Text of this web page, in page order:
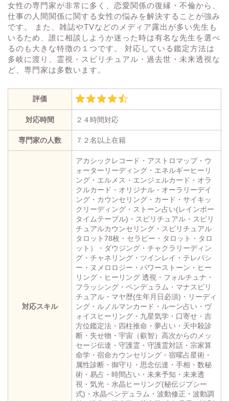
女性の専門家が非常に多く、恋愛関係の復縁・不倫から、
仕事の人間関係に関する女性の悩みを解決することが強み
です。 また、雑誌やTVなどのメディア露出が多い先生も
いるため、誰に相談しようか迷った時は有名な先生を選べ
るのも大きな特徴の１つです。 対応している鑑定方法は
多岐に渡り、霊視・スピリチュアル・過去世・未来透視な
ど、専門家は多数います。
評価
対応時間 ２４時間対応
専門家の人数 ７２名以上在籍
対応スキル
アカシックレコード・アストロマップ・ウ
ォーターリーディング・エネルギーヒーリ
ング・エルメス・エンジェルカード・オラ
クルカード・オリジナル・オーラリーデイ
ング・カウンセリング・カード・サイキッ
クリーディング・ストーン占い(レインボー
タイムテーブル)・スピリチュアル・スピリ
チュアルカウンセリング・スピリチュアル
タロット78枚・セラピー・タロット・タロ
ット）・ダウジング・チャクラリーディン
グ・チャネリング・ツインレイ・テレパシ
ー・ヌメロロジー・パワーストーン・ヒー
リング・ヒーリング 透視・フォルチュナ・
フラッシング・ペンデュラム・マナスピリ
チュアル・マヤ歴(生年月日必須)・リーディ
ング・ルノルマンカード・ルーン占い・ヴ
ォイスヒーリング・九星気学・口寄せ・吉
方位鑑定法・四柱推命・夢占い・天中殺診
断・失せ物・宇宙（叡智）高次からのメッ
セージ伝達・守護霊・守護霊対話・宗家算
命学・宿命カウンセリング・宿曜占星術・
属性診断・御守り・思念伝達・手相・数秘
術・易占・時間占い・未来予知・未来透
視・気光・水晶ヒーリング(秘伝ジプシー
式)・水晶ペンデュラム・波動修正・波動調